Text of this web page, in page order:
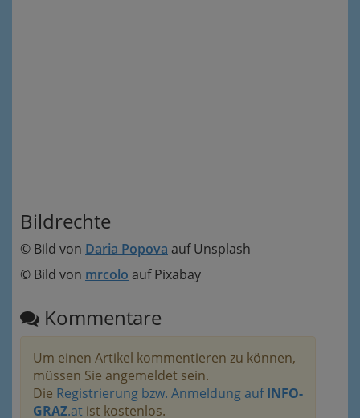
Bildrechte
© Bild von Daria Popova auf Unsplash
© Bild von mrcolo auf Pixabay
Kommentare
Um einen Artikel kommentieren zu können,
müssen Sie angemeldet sein.
Die Registrierung bzw. Anmeldung aufINFO-
GRAZ.at ist kostenlos.